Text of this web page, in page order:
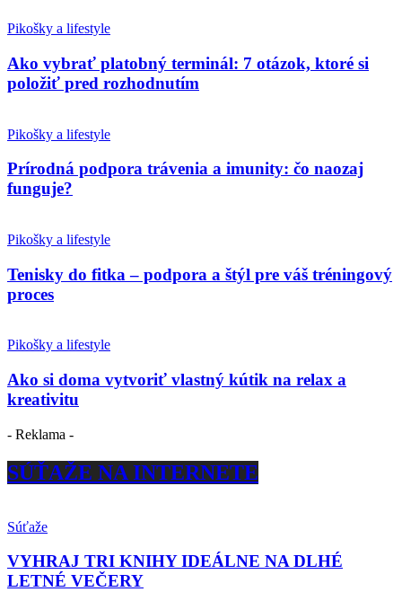
Pikošky a lifestyle
Ako vybrať platobný terminál: 7 otázok, ktoré si
položiť pred rozhodnutím
Pikošky a lifestyle
Prírodná podpora trávenia a imunity: čo naozaj
funguje?
Pikošky a lifestyle
Tenisky do fitka – podpora a štýl pre váš tréningový
proces
Pikošky a lifestyle
Ako si doma vytvoriť vlastný kútik na relax a
kreativitu
- Reklama -
SÚŤAŽE NA INTERNETE
Súťaže
VYHRAJ TRI KNIHY IDEÁLNE NA DLHÉ
LETNÉ VEČERY